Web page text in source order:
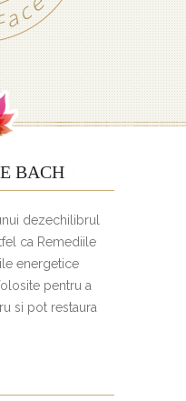
BACH
dezechilibrul
ca Remediile
energetice
pentru a
si pot restaura